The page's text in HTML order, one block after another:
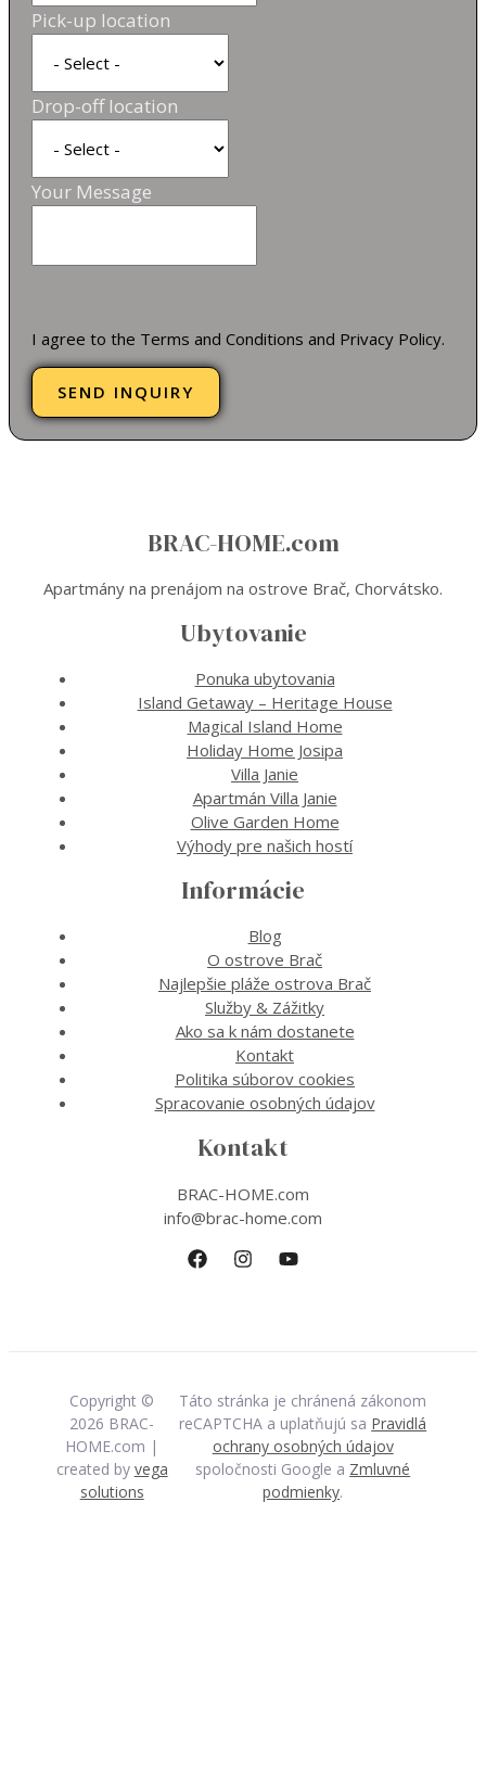
Pick-up location
Drop-off location
Your Message
I agree to the Terms and Conditions and Privacy Policy.
SEND INQUIRY
BRAC-HOME.com
Apartmány na prenájom na ostrove Brač, Chorvátsko.
Ubytovanie
Ponuka ubytovania
Island Getaway – Heritage House
Magical Island Home
Holiday Home Josipa
Villa Janie
Apartmán Villa Janie
Olive Garden Home
Výhody pre našich hostí
Informácie
Blog
O ostrove Brač
Najlepšie pláže ostrova Brač
Služby & Zážitky
Ako sa k nám dostanete
Kontakt
Politika súborov cookies
Spracovanie osobných údajov
Kontakt
BRAC-HOME.com
info@brac-home.com
Copyright ©
2026 BRAC-
HOME.com |
created by vega
solutions
Táto stránka je chránená zákonom
reCAPTCHA a uplatňujú sa Pravidlá
ochrany osobných údajov
spoločnosti Google a Zmluvné
podmienky.